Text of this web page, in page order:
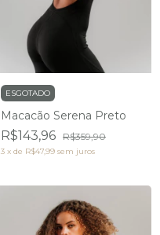
ESGOTADO
Macacão Serena Preto
R$143,96 R$359,90
3 x de R$47,99 sem juros